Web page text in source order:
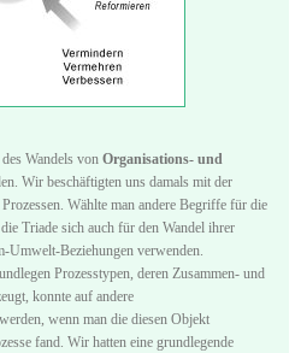
Wandels von Organisations- und
Wir beschäftigten uns damals mit der
Wählte man andere Begriffe für die
Triade sich auch für den Wandel ihrer
Umwelt-Beziehungen verwenden.
Prozesstypen, deren Zusammen- und
konnte auf andere
wenn man die diesen Objekt
fand. Wir hatten eine grundlegende